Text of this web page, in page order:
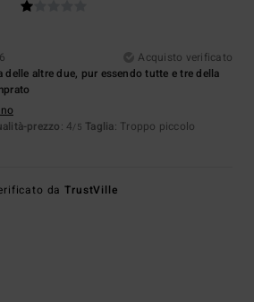
Acquisto verificato
altre due, pur essendo tutte e tre della
prezzo: 4/5 Taglia: Troppo piccolo
daTrustVille